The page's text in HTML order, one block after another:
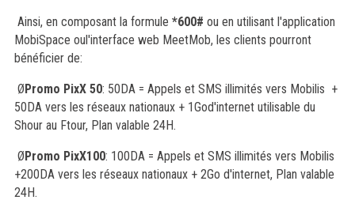
Ainsi, en composant la formule *600# ou en utilisant l'application
MobiSpace oul'interface web MeetMob, les clients pourront
bénéficier de:
ØPromo PixX 50: 50DA = Appels et SMS illimités vers Mobilis +
50DA vers les réseaux nationaux + 1God'internet utilisable du
Shour au Ftour, Plan valable 24H.
ØPromo PixX100: 100DA = Appels et SMS illimités vers Mobilis
+200DA vers les réseaux nationaux + 2Go d'internet, Plan valable
24H.